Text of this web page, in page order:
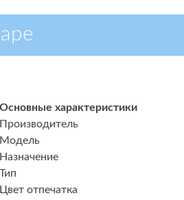
Основные характеристики
Производитель
Модель
Назначение
Тип
Цвет отпечатка